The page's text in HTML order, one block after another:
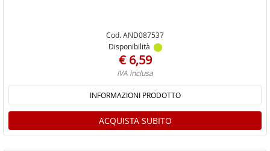
Cod. AND087537
Disponibilità
€ 6,59
IVA inclusa
INFORMAZIONI PRODOTTO
ACQUISTA SUBITO